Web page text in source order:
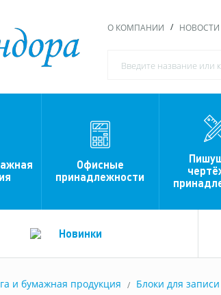
О КОМПАНИИ НОВОСТИ
Офисные
принадлежности
Новинки
и бумажная продукция Блоки для записи